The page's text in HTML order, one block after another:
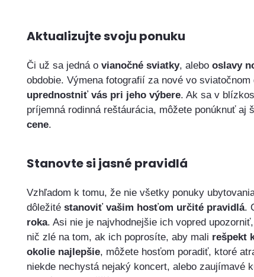
Aktualizujte svoju ponuku
Či už sa jedná o vianočné sviatky, alebo oslavy
obdobie. Výmena fotografií za nové vo
uprednostniť vás pri jeho výbere. Ak sa v
príjemná rodinná reštáurácia, môžete ponúknuť aj
cene.
Stanovte si jasné pravidlá
Vzhľadom k tomu, že nie všetky ponuky
dôležité stanoviť vašim hosťom určité pravidlá.
roka. Asi nie je najvhodnejšie ich vopred
nič zlé na tom, ak ich poprosíte, aby mali rešpekt
okolie najlepšie, môžete hosťom poradiť, ktoré
niekde nechystá nejaký koncert, alebo zaujímavé